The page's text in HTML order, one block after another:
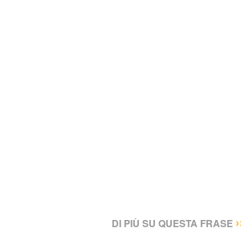
DI PIÙ SU QUESTA FRASE